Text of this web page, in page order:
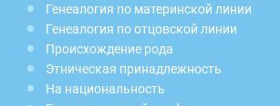
Генеалогия по материнской линии
Генеалогия по отцовской линии
Происхождение рода
Этническая принадлежность
На национальность